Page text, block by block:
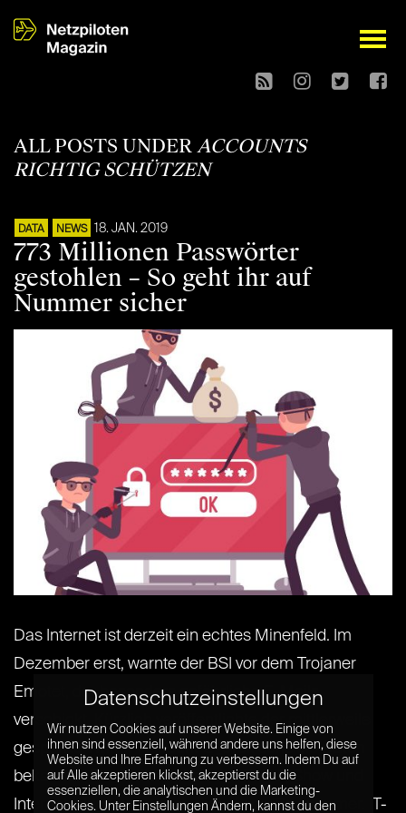
open
ALL POSTS UNDERACCOUNTS
RICHTIG SCHÜTZEN
DATA NEWS 18. JAN. 2019
773 Millionen Passwörter
gestohlen – So geht ihr auf
Nummer sicher
Das Internet ist derzeit ein echtes Minenfeld. Im
Dezember erst, warnte der BSI vor dem Trojaner
Emotet, der besonders gefährliche E-Mails
verschickt. Kürzlich veröffentlichte der mittlerweile
gesperrte Twitter-Account @_0rbit sensible Daten
bekannter Persönlichkeiten aus Politik, Show und
Internet. Nun kommt der nächste große Hammer. IT-
Datenschutzeinstellungen
Wir nutzen Cookies auf unserer Website. Einige von
ihnen sind essenziell, während andere uns helfen, diese
Website und Ihre Erfahrung zu verbessern. Indem Du auf
auf Alle akzeptieren klickst, akzeptierst du die
essenziellen, die analytischen und die Marketing-
Cookies. Unter Einstellungen Ändern, kannst du den